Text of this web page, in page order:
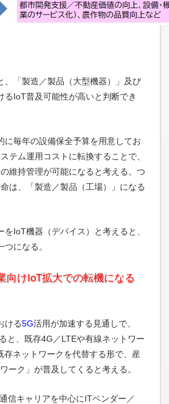
、「製造／製品（大型機器）」及び
るIoT普及可能性が高いと判断でき
に毎年の設備保全予算を用意してお
テム運用コストに転換することで、
維持管理が可能になると考える。つ
は、「製造／製品（工場）」になる
をIoT機器（デバイス）と考えると、
つになる。
向けIoT拡大での転機になる
ける5G活用が加速する見通しで、
と、既存4G／LTEや有線ネットワー
存ネットワークを代替する形で、産
ーク」が普及してくると考える。
信キャリアを中心にITベンダー／